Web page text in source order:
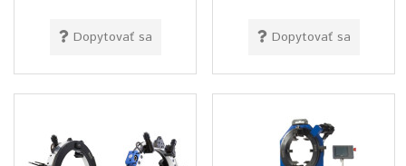
Dopytovať sa Dopytovať sa